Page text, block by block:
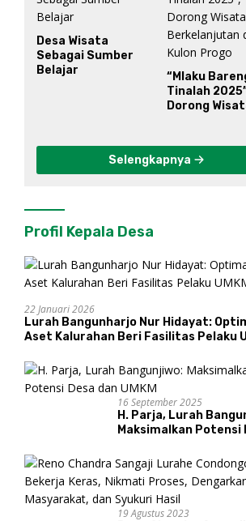
Desa Wisata
Sebagai Sumber
Belajar
“Mlaku
Tinalah
Dorong
Selengkapnya
Profil Kepala Desa
22 Januari 2026
Lurah Bangunharjo Nur Hidayat:
Aset Kalurahan Beri Fasilitas Pelaku
16 September 2025
H. Parja, Lurah
Maksimalkan Potensi
19 Agustus 2023